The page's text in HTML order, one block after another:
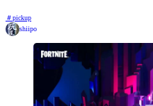
pickup
shiipo